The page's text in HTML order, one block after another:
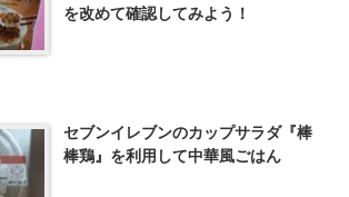
を改めて確認してみよう！
セブンイレブンのカップサラダ『棒
棒鶏』を利用して中華風ごはん